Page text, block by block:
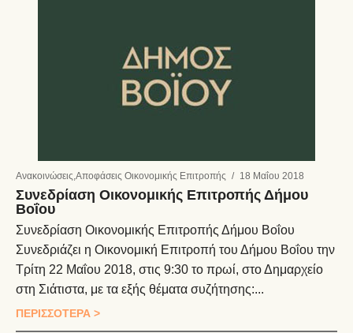
Ανακοινώσεις,Αποφάσεις Οικονομικής Επιτροπής / 18 Μαΐου 2018
Συνεδρίαση Οικονομικής Επιτροπής Δήμου
Βοΐου
Συνεδρίαση Οικονομικής Επιτροπής Δήμου Βοΐου
Συνεδριάζει η Οικονομική Επιτροπή του Δήμου Βοΐου την
Τρίτη 22 Μαΐου 2018, στις 9:30 το πρωί, στο Δημαρχείο
στη Σιάτιστα, με τα εξής θέματα συζήτησης:...
ΠΕΡΙΣΣΟΤΕΡΑ >